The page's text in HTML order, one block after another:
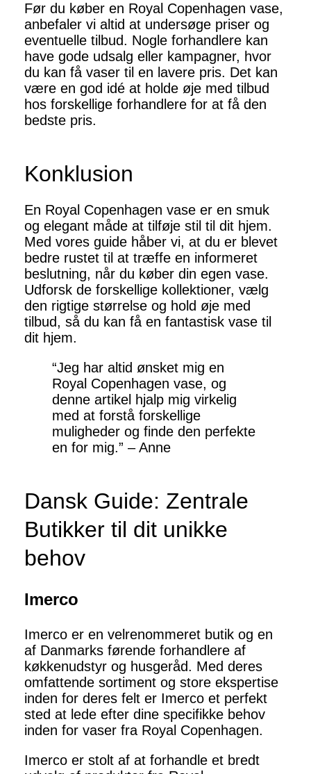
Før du køber en Royal Copenhagen vase,
anbefaler vi altid at undersøge priser og
eventuelle tilbud. Nogle forhandlere kan
have gode udsalg eller kampagner, hvor
du kan få vaser til en lavere pris. Det kan
være en god idé at holde øje med tilbud
hos forskellige forhandlere for at få den
bedste pris.
Konklusion
En Royal Copenhagen vase er en smuk
og elegant måde at tilføje stil til dit hjem.
Med vores guide håber vi, at du er blevet
bedre rustet til at træffe en informeret
beslutning, når du køber din egen vase.
Udforsk de forskellige kollektioner, vælg
den rigtige størrelse og hold øje med
tilbud, så du kan få en fantastisk vase til
dit hjem.
“Jeg har altid ønsket mig en
Royal Copenhagen vase, og
denne artikel hjalp mig virkelig
med at forstå forskellige
muligheder og finde den perfekte
en for mig.” – Anne
Dansk Guide: Zentrale
Butikker til dit unikke
behov
Imerco
Imerco er en velrenommeret butik og en
af Danmarks førende forhandlere af
køkkenudstyr og husgeråd. Med deres
omfattende sortiment og store ekspertise
inden for deres felt er Imerco et perfekt
sted at lede efter dine specifikke behov
inden for vaser fra Royal Copenhagen.
Imerco er stolt af at forhandle et bredt